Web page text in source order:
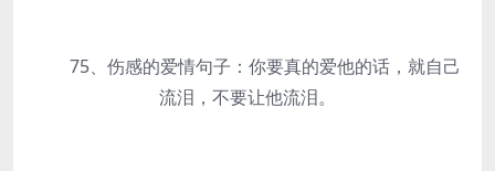
75、伤感的爱情句子：你要真的爱他的话，就自己
流泪，不要让他流泪。